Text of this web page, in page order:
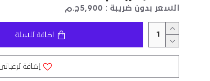
السعر بدون ضريبة : 5,900ج.م
اضافة للسلة
إضافة لرغباتي